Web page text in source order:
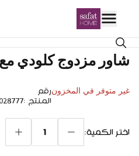
شاور مزدوج كلودي
غير متوفر في المخزونرقم
المنتج :
اختر الكمية: 1